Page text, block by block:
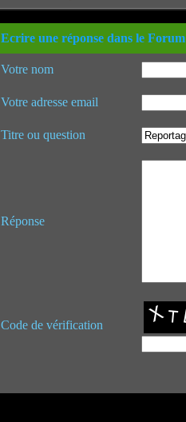
Ecrire une réponse dans le Forum
Votre nom
Votre adresse email
Titre ou question
Réponse
Code de vérification